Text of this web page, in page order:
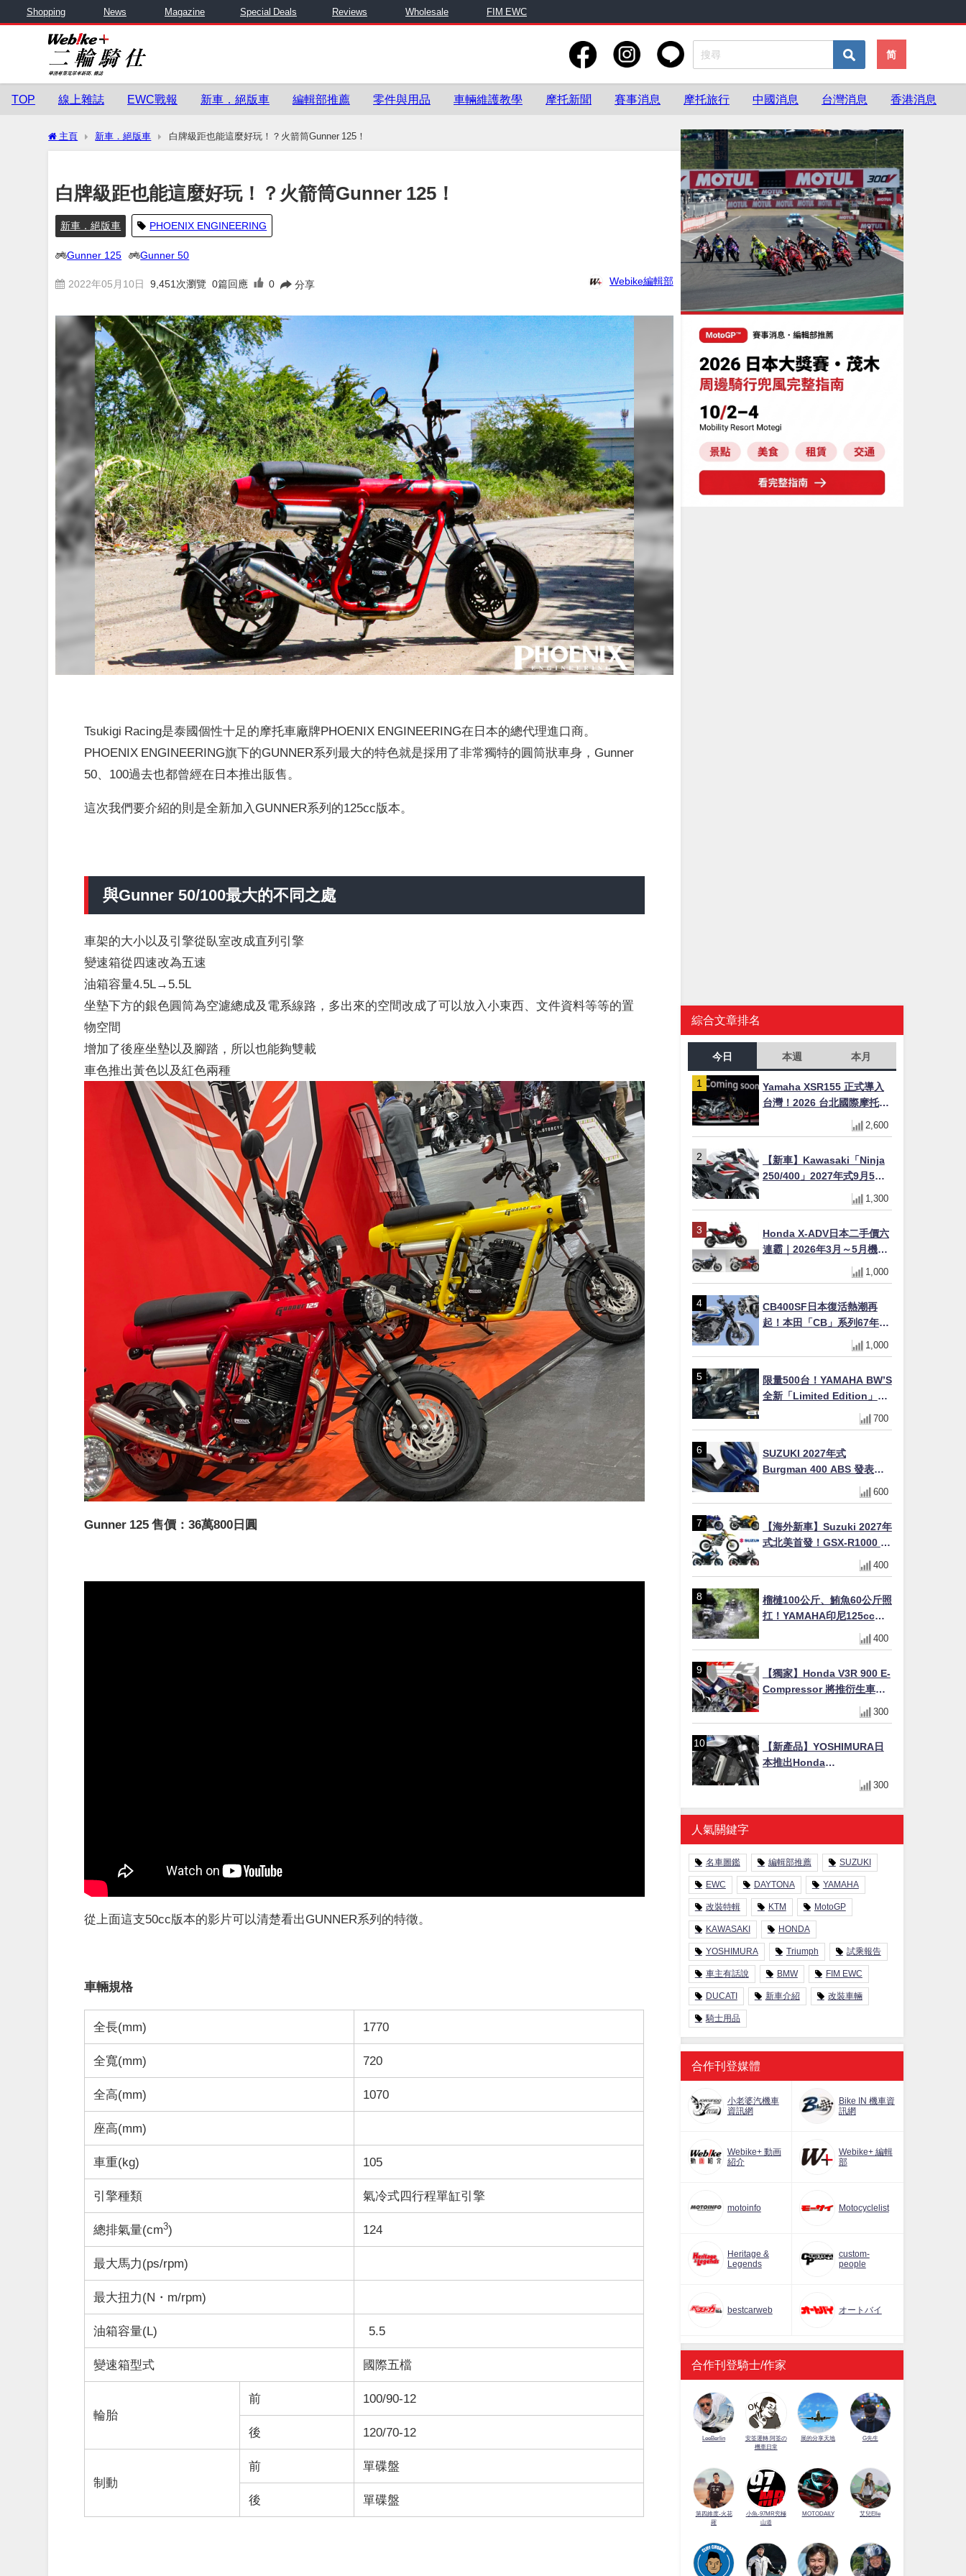
Shopping News Magazine Special Deals Reviews Wholesale FIM EWC
简
TOP 線上雜誌 EWC戰報 新車．絕版車 編輯部推薦 零件與用品 車輛維護教學 摩托新聞 賽事消息 摩托旅行 中國消息 台灣消息 香港消息
主頁 新車．絕版車 白牌級距也能這麼好玩！？火箭筒Gunner 125！
白牌級距也能這麼好玩！？火箭筒Gunner 125！
新車．絕版車 PHOENIX ENGINEERING
Gunner 125 Gunner 50
2022年05月10日 9,451 次瀏覽 0篇回應 0 分享 Webike編輯部
Tsukigi Racing是泰國個性十足的摩托車廠牌PHOENIX ENGINEERING在日本的總代理進口商。
PHOENIX ENGINEERING旗下的GUNNER系列最大的特色就是採用了非常獨特的圓筒狀車身，Gunner
50、100過去也都曾經在日本推出販售。
這次我們要介紹的則是全新加入GUNNER系列的125cc版本。
與Gunner 50/100最大的不同之處
車架的大小以及引擎從臥室改成直列引擎
變速箱從四速改為五速
油箱容量4.5L→5.5L
坐墊下方的銀色圓筒為空濾總成及電系線路 ，多出來的空間改成了可以放入小東西、文件資料等等的置
物空間
增加了後座坐墊以及腳踏，所以也能夠雙載
車色推出黃色以及紅色兩種
Gunner 125 售價：36萬800日圓
從上面這支50cc版本的影片可以清楚看出GUNNER系列的特徵。
車輛規格
全長(mm) 1770
全寬(mm) 720
全高(mm) 1070
座高(mm)
車重(kg) 105
引擎種類 氣冷式四行程單缸引擎
總排氣量(cm3) 124
最大馬力(ps/rpm)
最大扭力(N・m/rpm)
油箱容量(L) 5.5
變速箱型式 國際五檔
輪胎
前 100/90-12
後 120/70-12
制動
前 單碟盤
後 單碟盤
綜合文章排名
今日 本週 本月
Yamaha XSR155 正式導入
台灣！2026 台北國際摩托車
展亮相，70 週年紀念版
YZF-R 系列限量追加販售
2,600
【新車】Kawasaki「Ninja
250/400」2027年式9月5日
日本發售！新塗裝登場×價格
不變×輔助滑動式離合器
1,300
Honda X-ADV日本二手價六
連霸｜2026年3月～5月機車
轉售排行榜 CBR1000RR-R
FIREBLADE SP首度躋身前
1,000
CB400SF日本復活熱潮再
起！本田「CB」系列67年傳
奇解密 與CBR差異一次搞懂
1,000
限量500台！YAMAHA BW’S
全新「Limited Edition」都
市探索限定色 GOOPiMADE
聯名包同步登場
700
SUZUKI 2027年式
Burgman 400 ABS 發表！
8/18日本上市、支援E10汽油
售價98萬100日圓
600
【海外新車】Suzuki 2027年
式北美首發！GSX-R1000 40
週年紀念×SV-7GX新款跨界
車×RM-Z450 Ken Roczen
400
榴槤100公斤、鮪魚60公斤照
扛！YAMAHA印尼125cc速
克達Gear Ultima 2740公里
耐操實測
400
【獨家】Honda V3R 900 E-
Compressor 將推衍生車
系？自然進氣 V3 同步測試
中，CG 預想曝光！
300
【新產品】YOSHIMURA日
本推出Honda
CB1000F/CB1000 HORNET
專用水箱護網，六角網紋設
計質感升級
300
人氣關鍵字
名車圖鑑 編輯部推薦 SUZUKI
EWC DAYTONA YAMAHA
改裝特輯 KTM MotoGP
KAWASAKI HONDA
YOSHIMURA Triumph 試乘報告
車主有話說 BMW FIM EWC
DUCATI 新車介紹 改裝車輛
騎士用品
合作刊登媒體
小老婆汽機車
資訊網
Bike IN 機車資
訊網
Webike+ 動画
紹介
Webike+ 編輯
部
motoinfo Motocyclelist
Heritage &
Legends
custom-
people
bestcarweb オートバイ
合作刊登騎士/作家
LeeBerlin
安筌運轉 阿筌の
機車日常
展的分享天地 G先生
第四維度-火花
羅
小魚-97MR究極
山道
MOTODAILY 艾兒Elle